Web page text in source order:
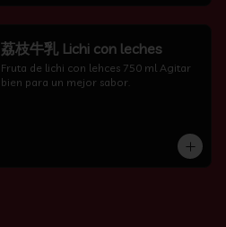
荔枝牛乳 Lichi con leches
Fruta de lichi con lehces 750 ml Agitar
bien para un mejor sabor.